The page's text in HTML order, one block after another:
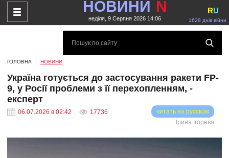
НОВИНИ N
неділя, 9 Серпня 2026 14:06 1628 днів війни
RU
ГОЛОВНА НОВИНИ
Україна готується до застосування ракети FP-
9, у Росії проблеми з її перехопленням, -
експерт
06.07.2026 в 02:42 17736
читать на русском
Ірина Ігорева